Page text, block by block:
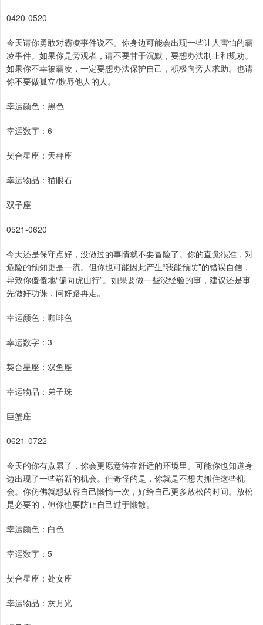
0420-0520
今天请你勇敢对霸凌事件说不。你身边可能会出现一些让人害怕的霸
凌事件。如果你是旁观者，请不要甘于沉默，要想办法制止和规劝。
如果你不幸被霸凌，一定要想办法保护自己，积极向旁人求助。也请
你不要做孤立/欺辱他人的人。
幸运颜色：黑色
幸运数字：6
契合星座：天秤座
幸运物品：猫眼石
双子座
0521-0620
今天还是保守点好，没做过的事情就不要冒险了。你的直觉很准，对
危险的预知更是一流。但你也可能因此产生“我能预防”的错误自信，
导致你傻傻地“偏向虎山行”。如果要做一些没经验的事，建议还是事
先做好功课，问好路再走。
幸运颜色：咖啡色
幸运数字：3
契合星座：双鱼座
幸运物品：弟子珠
巨蟹座
0621-0722
今天的你有点累了，你会更愿意待在舒适的环境里。可能你也知道身
边出现了一些崭新的机会。但奇怪的是，你就是不想去抓住这些机
会。你仿佛就想纵容自己懒惰一次，好给自己更多放松的时间。放松
是必要的，但你也要防止自己过于懒散。
幸运颜色：白色
幸运数字：5
契合星座：处女座
幸运物品：灰月光